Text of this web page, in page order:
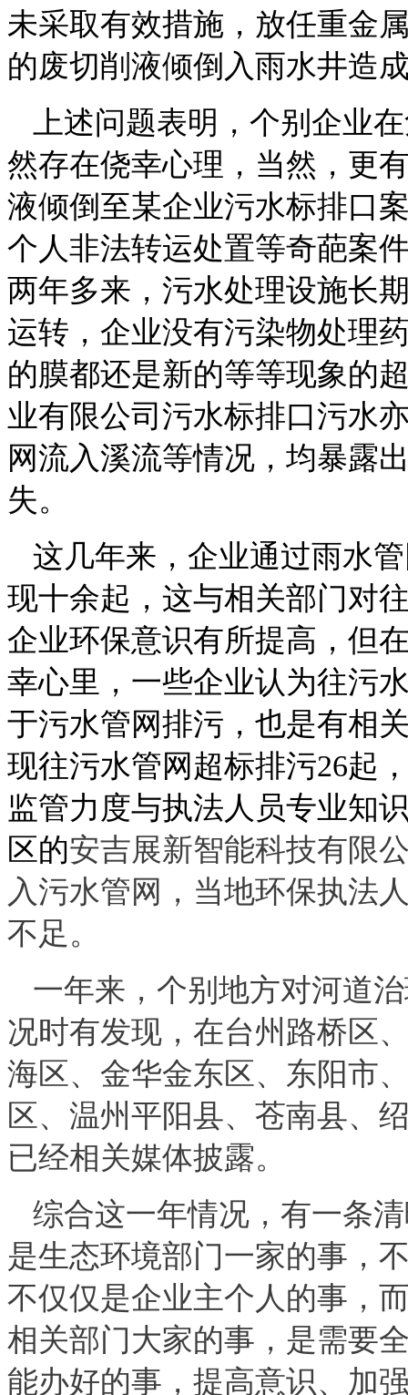
未采取有效措施，放任重金
的废切削液倾倒入雨水井造
上述问题表明，个别企业
然存在侥幸心理， 当然，更
液倾倒至某企业污水标排口
个人非法转运处置等奇葩案
两年多来，污水处理设施长
运转，企业没有污染物处理
的膜都还是新的等等现象的
业有限公司 污水标排口污水
网流入溪流等情况，均暴露
失。
这几年来，企业通过雨水
现十余起，这与相关部门对
企业环保意识有所提高，但
幸心里，一些企业认为往污
于污水管网排污，也是有相
现往污水管网超标排污26起
监管力度与执法人员专业知
区的安吉展新智能科技有限
入污水管网，当地环保执法
不足。
一年来，个别地方对河道
况时有发现，在台州路桥区
海区、金华金东区、东阳市
区、温州平阳县、苍南县、
已经相关媒体披露。
综合这一年情况，有一条
是生态环境部门一家的事，
不仅仅是企业主个人的事，
相关部门大家的事，是需要
能办好的事，提高意识、加